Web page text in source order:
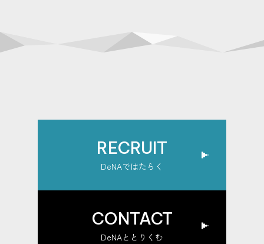
RECRUIT
DeNAではたらく
CONTACT
DeNAととりくむ